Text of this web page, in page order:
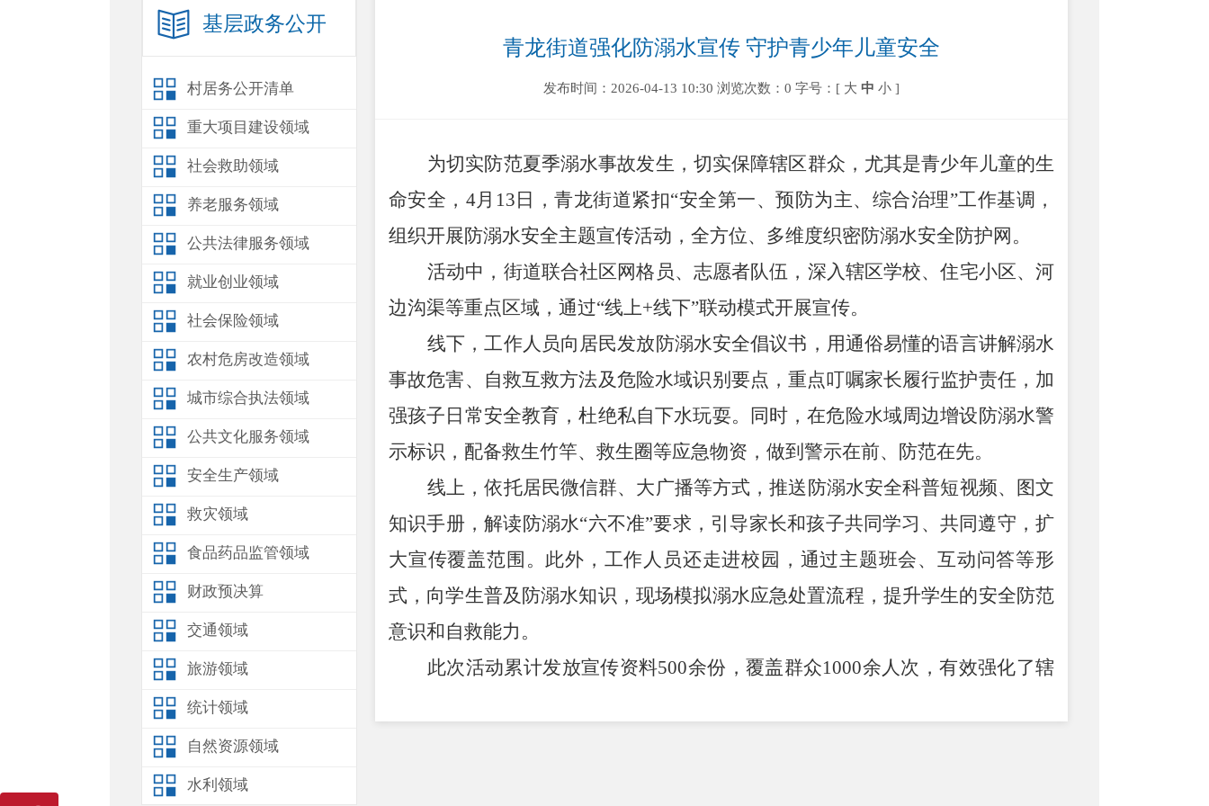
基层政务公开
村居务公开清单
重大项目建设领域
社会救助领域
养老服务领域
公共法律服务领域
就业创业领域
社会保险领域
农村危房改造领域
城市综合执法领域
公共文化服务领域
安全生产领域
救灾领域
食品药品监管领域
财政预决算
交通领域
旅游领域
统计领域
自然资源领域
水利领域
青龙街道强化防溺水宣传 守护青少年儿童安全
发布时间：2026-04-13 10:30 浏览次数：0 字号：[ 大 中 小 ]
为切实防范夏季溺水事故发生，切实保障辖区群众，尤其是青少年儿童的生
命安全， 4月 13 日 ，青龙街道紧扣“安全第一、预防为主、综合治理”工作基调，
组织开展防溺水安全主题宣传活动，全方位、多维度织密防溺水安全防护网。
活动中，街道联合社区网格员、志愿者队伍，深入辖区学校、住宅小区、河
边沟渠等重点区域，通过“线上+线下”联动模式开展宣传。
线下，工作人员向居民发放防溺水安全倡议书，用通俗易懂的语言讲解溺水
事故危害、自救互救方法及危险水域识别要点，重点叮嘱家长履行监护责任，加
强孩子日常安全教育，杜绝私自下水玩耍。同时，在危险水域周边增设防溺水警
示标识，配备救生竹竿、救生圈等应急物资，做到警示在前、防范在先。
线上，依托居民微信群、大广播等方式 ，推送防溺水安全科普短视频、图文
知识手册，解读防溺水“六不准”要求，引导家长和孩子共同学习、共同遵守，扩
大宣传覆盖范围。此外，工作人员还走进校园，通过主题班会、互动问答等形
式，向学生普及防溺水知识，现场模拟溺水应急处置流程，提升学生的安全防范
意识和自救能力。
此次活动累计发放宣传资料500余份，覆盖群众1000余人次，有效强化了辖